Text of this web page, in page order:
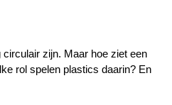
zijn. Maar hoe ziet een
rol spelen plastics daarin? En